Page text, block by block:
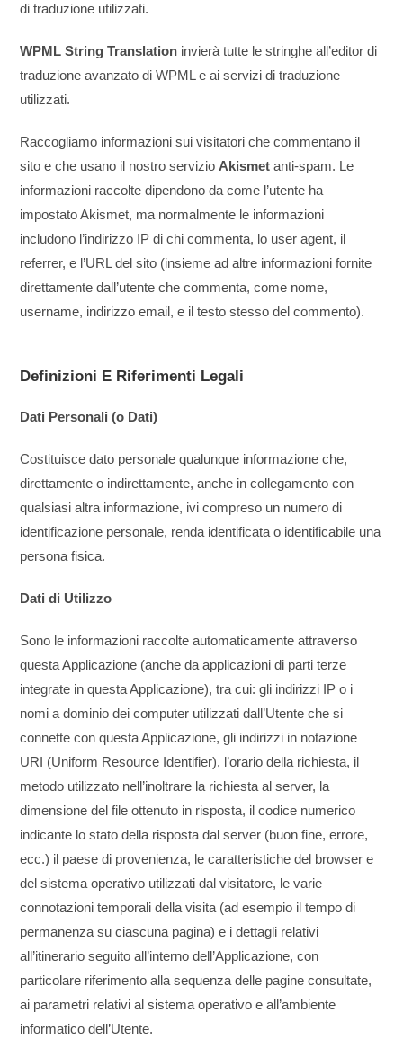
di traduzione utilizzati.
WPML String Translation invierà tutte le stringhe all’editor di
traduzione avanzato di WPML e ai servizi di traduzione
utilizzati.
Raccogliamo informazioni sui visitatori che commentano il
sito e che usano il nostro servizio Akismet anti-spam. Le
informazioni raccolte dipendono da come l’utente ha
impostato Akismet, ma normalmente le informazioni
includono l’indirizzo IP di chi commenta, lo user agent, il
referrer, e l’URL del sito (insieme ad altre informazioni fornite
direttamente dall’utente che commenta, come nome,
username, indirizzo email, e il testo stesso del commento).
Definizioni E Riferimenti Legali
Dati Personali (o Dati)
Costituisce dato personale qualunque informazione che,
direttamente o indirettamente, anche in collegamento con
qualsiasi altra informazione, ivi compreso un numero di
identificazione personale, renda identificata o identificabile una
persona fisica.
Dati di Utilizzo
Sono le informazioni raccolte automaticamente attraverso
questa Applicazione (anche da applicazioni di parti terze
integrate in questa Applicazione), tra cui: gli indirizzi IP o i
nomi a dominio dei computer utilizzati dall’Utente che si
connette con questa Applicazione, gli indirizzi in notazione
URI (Uniform Resource Identifier), l’orario della richiesta, il
metodo utilizzato nell’inoltrare la richiesta al server, la
dimensione del file ottenuto in risposta, il codice numerico
indicante lo stato della risposta dal server (buon fine, errore,
ecc.) il paese di provenienza, le caratteristiche del browser e
del sistema operativo utilizzati dal visitatore, le varie
connotazioni temporali della visita (ad esempio il tempo di
permanenza su ciascuna pagina) e i dettagli relativi
all’itinerario seguito all’interno dell’Applicazione, con
particolare riferimento alla sequenza delle pagine consultate,
ai parametri relativi al sistema operativo e all’ambiente
informatico dell’Utente.